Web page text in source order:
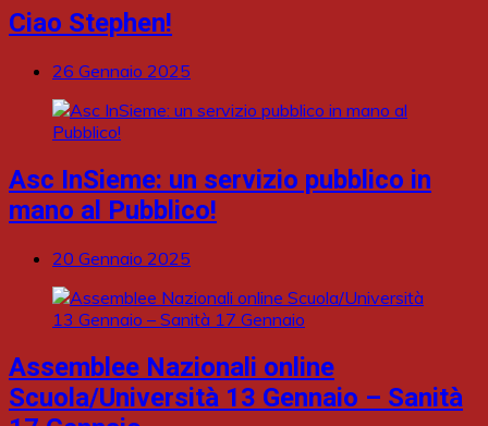
Ciao Stephen!
26 Gennaio 2025
Asc InSieme: un servizio pubblico in
mano al Pubblico!
20 Gennaio 2025
Assemblee Nazionali online
Scuola/Università 13 Gennaio – Sanità